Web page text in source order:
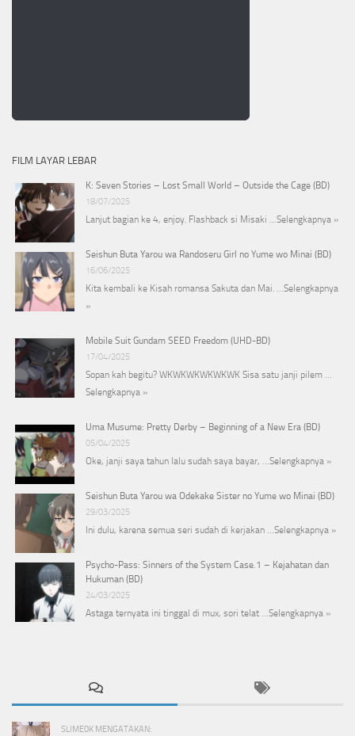
FILM LAYAR LEBAR
K: Seven Stories – Lost Small World – Outside the Cage (BD)
18/07/2025
Lanjut bagian ke 4, enjoy. Flashback si Misaki …Selengkapnya »
Seishun Buta Yarou wa Randoseru Girl no Yume wo Minai (BD)
16/06/2025
Kita kembali ke Kisah romansa Sakuta dan Mai. …Selengkapnya
»
Mobile Suit Gundam SEED Freedom (UHD-BD)
17/04/2025
Sopan kah begitu? WKWKWKWKWKWK Sisa satu janji pilem …
Selengkapnya »
Uma Musume: Pretty Derby – Beginning of a New Era (BD)
05/04/2025
Oke, janji saya tahun lalu sudah saya bayar, …Selengkapnya »
Seishun Buta Yarou wa Odekake Sister no Yume wo Minai (BD)
29/03/2025
Ini dulu, karena semua seri sudah di kerjakan …Selengkapnya »
Psycho-Pass: Sinners of the System Case.1 – Kejahatan dan
Hukuman (BD)
24/03/2025
Astaga ternyata ini tinggal di mux, sori telat …Selengkapnya »
SLIME0K MENGATAKAN: